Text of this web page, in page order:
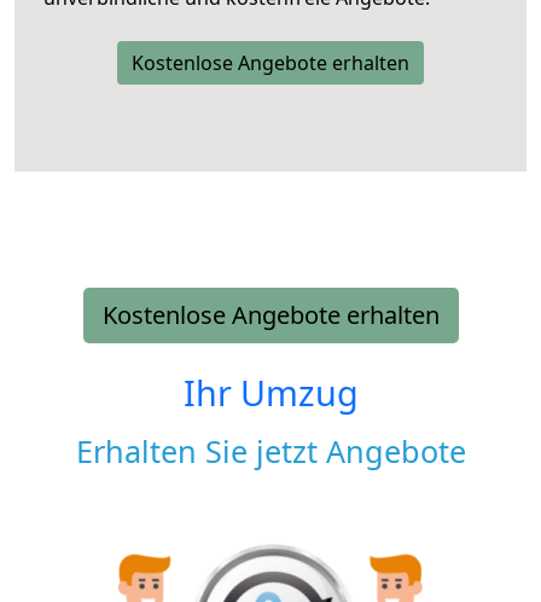
Kostenlose Angebote erhalten
Kostenlose Angebote erhalten
Ihr Umzug
Erhalten Sie jetzt Angebote